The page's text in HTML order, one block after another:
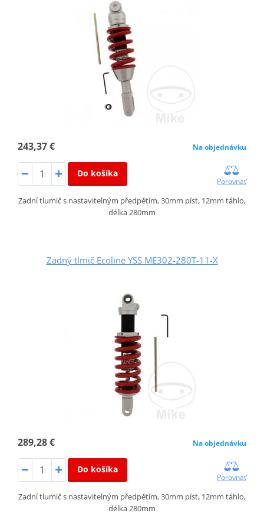
243,37 € Na objednávku
Do košíka
Porovnať
Zadní tlumič s nastavitelným předpětím, 30mm píst, 12mm táhlo,
délka 280mm
Zadný tlmič Ecoline YSS ME302-280T-11-X
289,28 € Na objednávku
Do košíka
Porovnať
Zadní tlumič s nastavitelným předpětím, 30mm píst, 12mm táhlo,
délka 280mm